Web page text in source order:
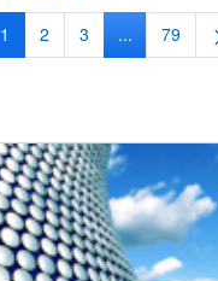
Página
1 Página
2 Página
3 ...Páginas
79